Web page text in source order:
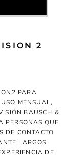
2
PARA
MENSUAL,
BAUSCH &
PERSONAS QUE
DE CONTACTO
LARGOS
DE